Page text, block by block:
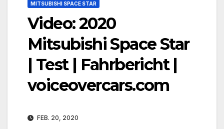
MITSUBISHI SPACE STAR
Video: 2020
Mitsubishi Space Star
| Test | Fahrbericht |
voiceovercars.com
FEB. 20, 2020